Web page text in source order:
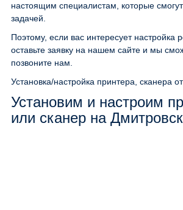
настоящим специалистам, которые
задачей.
Поэтому, если вас интересует настройка
оставьте заявку на нашем сайте и мы
позвоните нам.
Установка/настройка принтера, сканера
Установим и настроим
или сканер на